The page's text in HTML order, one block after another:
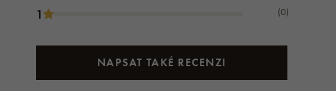
1 (0)
NAPSAT TAKÉ RECENZI